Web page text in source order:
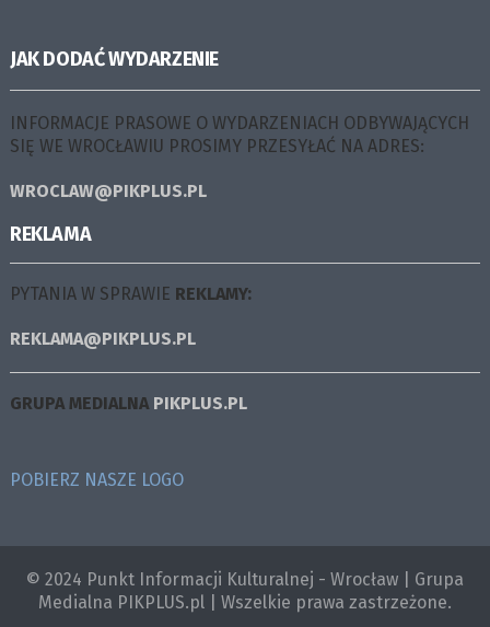
JAK DODAĆ WYDARZENIE
INFORMACJE PRASOWE O WYDARZENIACH ODBYWAJĄCYCH
SIĘ WE WROCŁAWIU PROSIMY PRZESYŁAĆ NA ADRES:
WROCLAW@PIKPLUS.PL
REKLAMA
PYTANIA W SPRAWIE REKLAMY:
REKLAMA@PIKPLUS.PL
GRUPA MEDIALNA PIKPLUS.PL
POBIERZ NASZE LOGO
© 2024 Punkt Informacji Kulturalnej - Wrocław | Grupa
Medialna PIKPLUS.pl | Wszelkie prawa zastrzeżone.